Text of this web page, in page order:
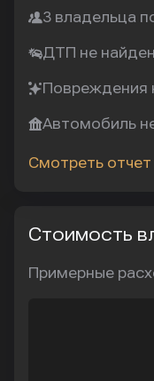
3 владельца
ДТП не
Повреждения
Автомобиль
Смотреть отчет
Стоимость
Примерные